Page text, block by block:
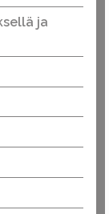
ja